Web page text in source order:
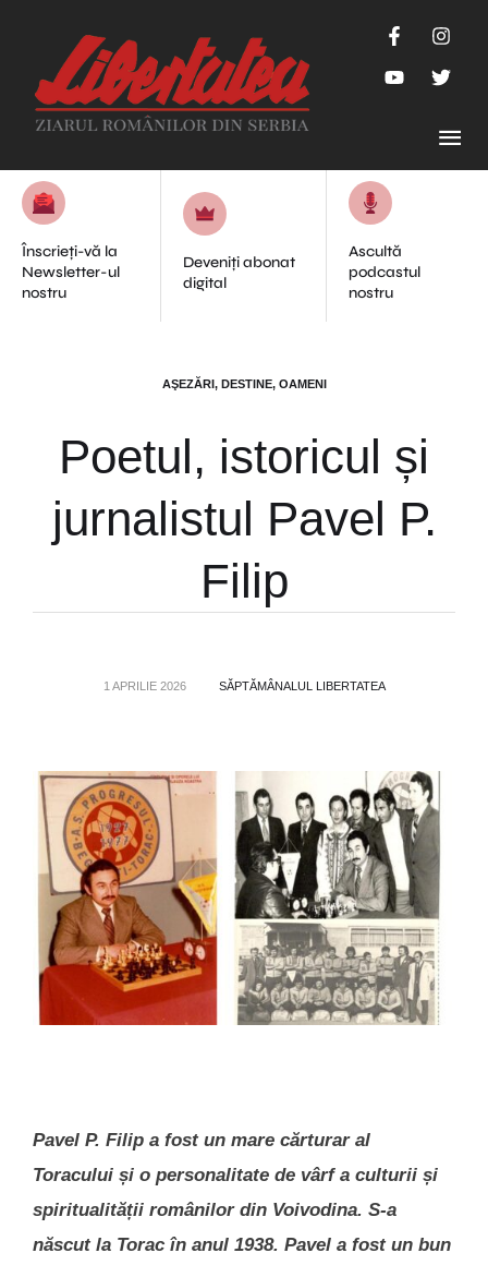
Înscrieți-vă la
Newsletter-ul
nostru
Deveniți abonat
digital
Ascultă
podcastul
nostru
AŞEZĂRI, DESTINE, OAMENI
Poetul, istoricul și
jurnalistul Pavel P.
Filip
1 APRILIE 2026 SĂPTĂMÂNALUL LIBERTATEA
Pavel P. Filip a fost un mare cărturar al
Toracului și o personalitate de vârf a culturii și
spiritualității românilor din Voivodina. S-a
născut la Torac în anul 1938. Pavel a fost un bun